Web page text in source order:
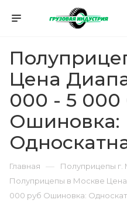
Цена
000 - 5 000
Ошиновка:
Главная — Полуприцепы г.
Полуприцепы в Москве
000 руб Ошиновка: